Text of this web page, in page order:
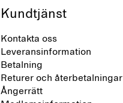
Kundtjänst
Kontakta oss
Leveransinformation
Betalning
Returer och återbetalningar
Ångerrätt